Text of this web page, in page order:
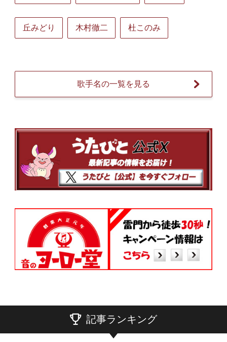
丘みどり 木村徹二 杜このみ
歌手名の一覧を見る
記事ランキング